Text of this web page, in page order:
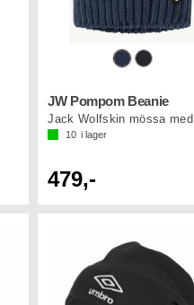
JW Pompom Beanie
10 i lager
479,-